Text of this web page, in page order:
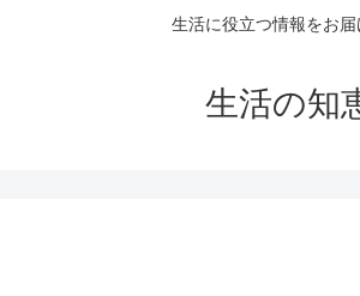
生活に役立つ情報をお届
生活の知